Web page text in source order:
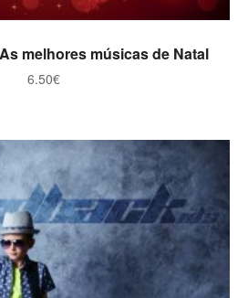
ADICIONAR
melhores músicas de Natal
6.50€